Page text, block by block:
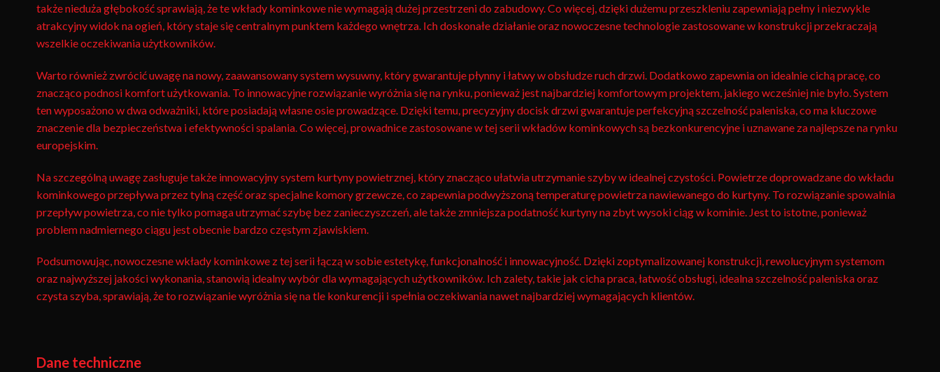
także nieduża głębokość sprawiają, że te wkłady kominkowe nie wymagają dużej przestrzeni do zabudowy. Co więcej, dzięki dużemu przeszkleniu zapewniają pełny i niezwykle
atrakcyjny widok na ogień, który staje się centralnym punktem każdego wnętrza. Ich doskonałe działanie oraz nowoczesne technologie zastosowane w konstrukcji przekraczają
wszelkie oczekiwania użytkowników.
Warto również zwrócić uwagę na nowy, zaawansowany system wysuwny, który gwarantuje płynny i łatwy w obsłudze ruch drzwi. Dodatkowo zapewnia on idealnie cichą pracę, co
znacząco podnosi komfort użytkowania. To innowacyjne rozwiązanie wyróżnia się na rynku, ponieważ jest najbardziej komfortowym projektem, jakiego wcześniej nie było. System
ten wyposażono w dwa odważniki, które posiadają własne osie prowadzące. Dzięki temu, precyzyjny docisk drzwi gwarantuje perfekcyjną szczelność paleniska, co ma kluczowe
znaczenie dla bezpieczeństwa i efektywności spalania. Co więcej, prowadnice zastosowane w tej serii wkładów kominkowych są bezkonkurencyjne i uznawane za najlepsze na rynku
europejskim.
Na szczególną uwagę zasługuje także innowacyjny system kurtyny powietrznej, który znacząco ułatwia utrzymanie szyby w idealnej czystości. Powietrze doprowadzane do wkładu
kominkowego przepływa przez tylną część oraz specjalne komory grzewcze, co zapewnia podwyższoną temperaturę powietrza nawiewanego do kurtyny. To rozwiązanie spowalnia
przepływ powietrza, co nie tylko pomaga utrzymać szybę bez zanieczyszczeń, ale także zmniejsza podatność kurtyny na zbyt wysoki ciąg w kominie. Jest to istotne, ponieważ
problem nadmiernego ciągu jest obecnie bardzo częstym zjawiskiem.
Podsumowując, nowoczesne wkłady kominkowe z tej serii łączą w sobie estetykę, funkcjonalność i innowacyjność. Dzięki zoptymalizowanej konstrukcji, rewolucyjnym systemom
oraz najwyższej jakości wykonania, stanowią idealny wybór dla wymagających użytkowników. Ich zalety, takie jak cicha praca, łatwość obsługi, idealna szczelność paleniska oraz
czysta szyba, sprawiają, że to rozwiązanie wyróżnia się na tle konkurencji i spełnia oczekiwania nawet najbardziej wymagających klientów.
Dane techniczne